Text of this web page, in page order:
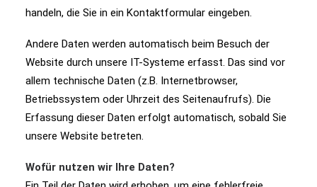
handeln, die Sie in ein Kontaktformular eingeben.
Andere Daten werden automatisch beim Besuch der
Website durch unsere IT-Systeme erfasst. Das sind vor
allem technische Daten (z.B. Internetbrowser,
Betriebssystem oder Uhrzeit des Seitenaufrufs). Die
Erfassung dieser Daten erfolgt automatisch, sobald Sie
unsere Website betreten.
Wofür nutzen wir Ihre Daten?